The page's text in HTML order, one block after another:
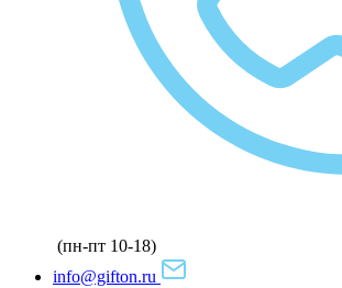
(пн-пт 10-18)
info@gifton.ru